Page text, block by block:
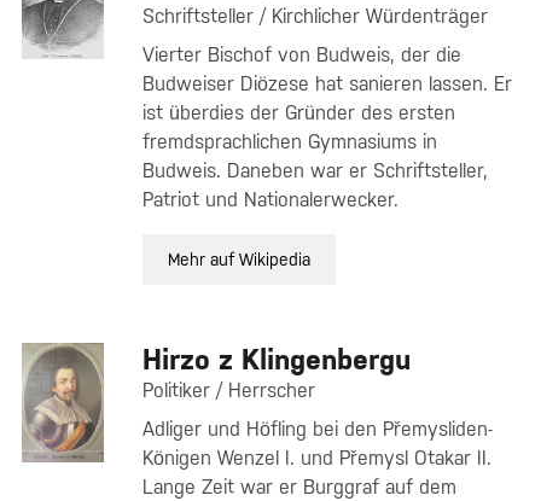
Schriftsteller / Kirchlicher Würdenträger
Vierter Bischof von Budweis, der die
Budweiser Diözese hat sanieren lassen. Er
ist überdies der Gründer des ersten
fremdsprachlichen Gymnasiums in
Budweis. Daneben war er Schriftsteller,
Patriot und Nationalerwecker.
Mehr auf Wikipedia
Hirzo z Klingenbergu
Politiker / Herrscher
Adliger und Höfling bei den Přemysliden-
Königen Wenzel I. und Přemysl Otakar II.
Lange Zeit war er Burggraf auf dem